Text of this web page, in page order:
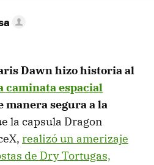
Dawn hizo historia al
caminata espacial
manera segura a la
la capsula Dragon
realizó un amerizaje
de Dry Tortugas,